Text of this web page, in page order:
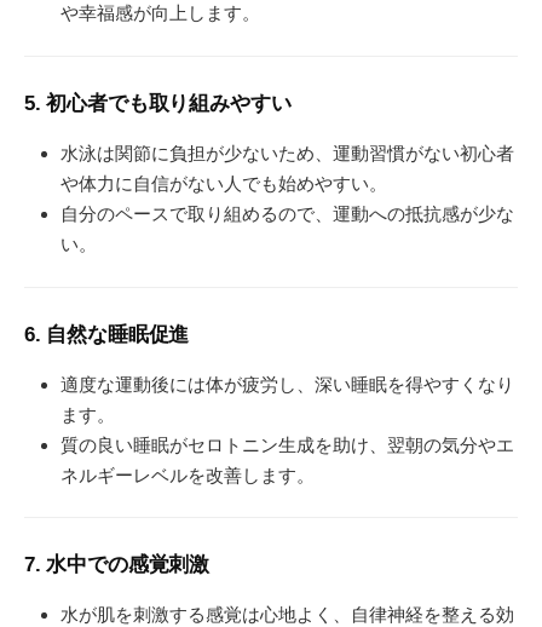
や幸福感が向上します。
5. 初心者でも取り組みやすい
水泳は関節に負担が少ないため、運動習慣がない初心者
や体力に自信がない人でも始めやすい。
自分のペースで取り組めるので、運動への抵抗感が少な
い。
6. 自然な睡眠促進
適度な運動後には体が疲労し、深い睡眠を得やすくなり
ます。
質の良い睡眠がセロトニン生成を助け、翌朝の気分やエ
ネルギーレベルを改善します。
7. 水中での感覚刺激
水が肌を刺激する感覚は心地よく、自律神経を整える効